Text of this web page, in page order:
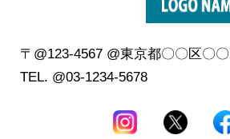
〒@123-4567 @東京都〇〇区〇
TEL. @03-1234-5678